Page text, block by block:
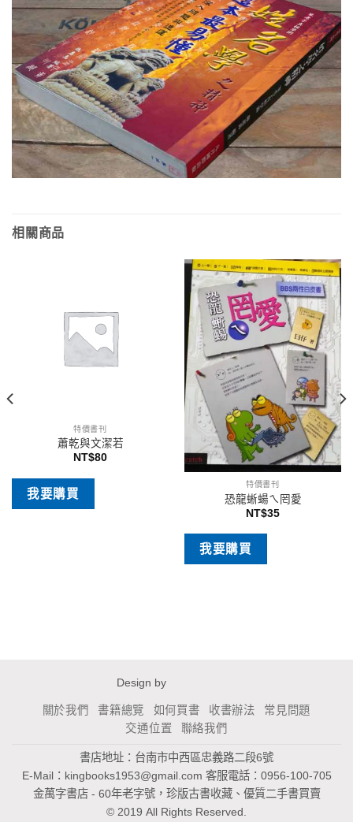
相關商品
特價書刊
蕭乾與文潔若
NT$80
我要購買
特價書刊
恐龍蜥蝪ㄟ罔愛
NT$35
我要購買
Design by
關於我們 書籍總覽 如何買書 收書辦法
常見問題
交通位置
聯絡我們
書店地址：台南市中西區忠義路二段6號
E-Mail： kingbooks1953@gmail.com 客服電話：0956-100-705
金萬字書店 - 60年老字號，珍版古書收藏、優質二手書買賣
© 2019 All Rights Reserved.